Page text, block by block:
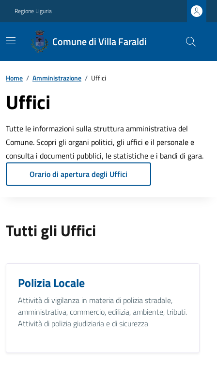
Regione Liguria
Comune di Villa Faraldi
Home / Amministrazione / Uffici
Uffici
Tutte le informazioni sulla struttura amministrativa del
Comune. Scopri gli organi politici, gli uffici e il personale e
consulta i documenti pubblici, le statistiche e i bandi di gara.
Orario di apertura degli Uffici
Tutti gli Uffici
Polizia Locale
Attività di vigilanza in materia di polizia stradale,
amministrativa, commercio, edilizia, ambiente, tributi.
Attività di polizia giudiziaria e di sicurezza